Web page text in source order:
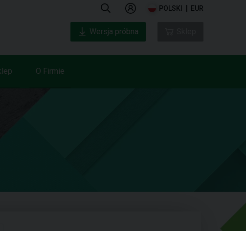
POLSKI EUR
O Firmie
Wersja próbna